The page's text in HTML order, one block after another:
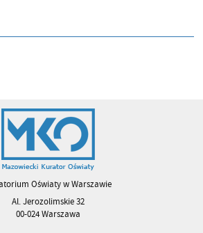
Oświaty w Warszawie
Al. Jerozolimskie 32
00-024 Warszawa